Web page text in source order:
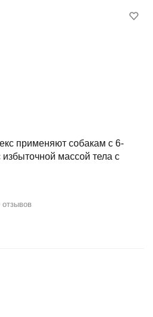
применяют собакам с 6-
избыточной массой тела с
отзывов